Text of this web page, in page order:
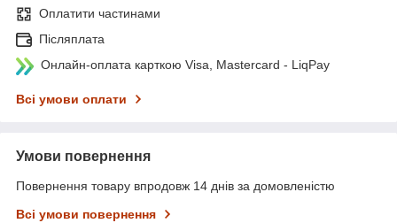
Оплатити частинами
Післяплата
Онлайн-оплата карткою Visa, Mastercard - LiqPay
Всі умови оплати
Умови повернення
Повернення товару впродовж 14 днів за домовленістю
Всі умови повернення